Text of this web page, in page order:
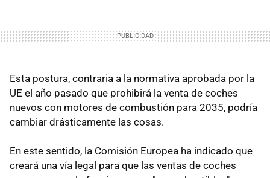
Esta postura, contraria a la normativa aprobada por la
UE el año pasado que prohibirá la venta de coches
nuevos con motores de combustión para 2035, podría
cambiar drásticamente las cosas.
En este sentido, la Comisión Europea ha indicado que
creará una vía legal para que las ventas de coches